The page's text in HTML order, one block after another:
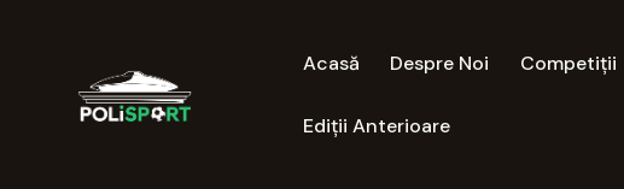
Acasă Despre Noi Competiții
Ediții Anterioare